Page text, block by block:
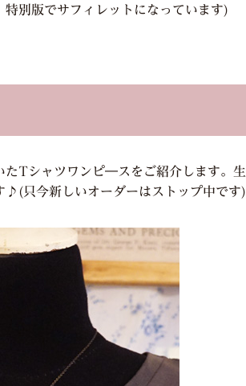
別版でサフィレットになっています)
たTシャツワンピ―スをご紹介します。
♪(只今新しいオーダーはストップ中です)